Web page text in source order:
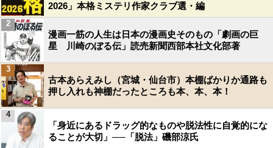
2026」本格ミステリ作家クラブ選・編
漫画一筋の人生は日本の漫画史そのもの「劇画の巨
星 川崎のぼる伝」読売新聞西部本社文化部著
2
古本あらえみし（宮城・仙台市）本棚ばかりか通路も
押し入れも神棚だったところも本、本、本！
3
「身近にあるドラッグ的なものや脱法性に自覚的にな
ることが大切」──「脱法」磯部涼氏
4